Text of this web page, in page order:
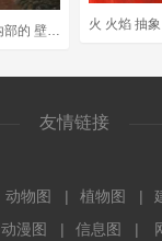
绘画 神 佛教徒 图案 叙述 内部的 壁画 艺术品 神桥
友情链接
动物图 植物图
动漫图 信息图